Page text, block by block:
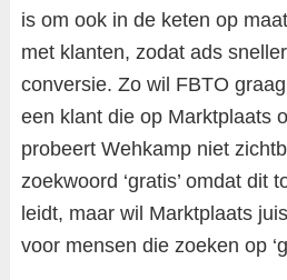
is om ook in de keten op
met klanten, zodat ads
conversie. Zo wil FBTO
een klant die op Marktplaats
probeert Wehkamp niet
zoekwoord ‘gratis’ omdat dit
leidt, maar wil Marktplaats
voor mensen die zoeken op